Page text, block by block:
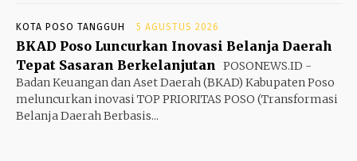
KOTA POSO TANGGUH 5 AGUSTUS 2026
BKAD Poso Luncurkan Inovasi Belanja Daerah
Tepat Sasaran Berkelanjutan POSONEWS.ID -
Badan Keuangan dan Aset Daerah (BKAD) Kabupaten Poso
meluncurkan inovasi TOP PRIORITAS POSO (Transformasi
Belanja Daerah Berbasis...